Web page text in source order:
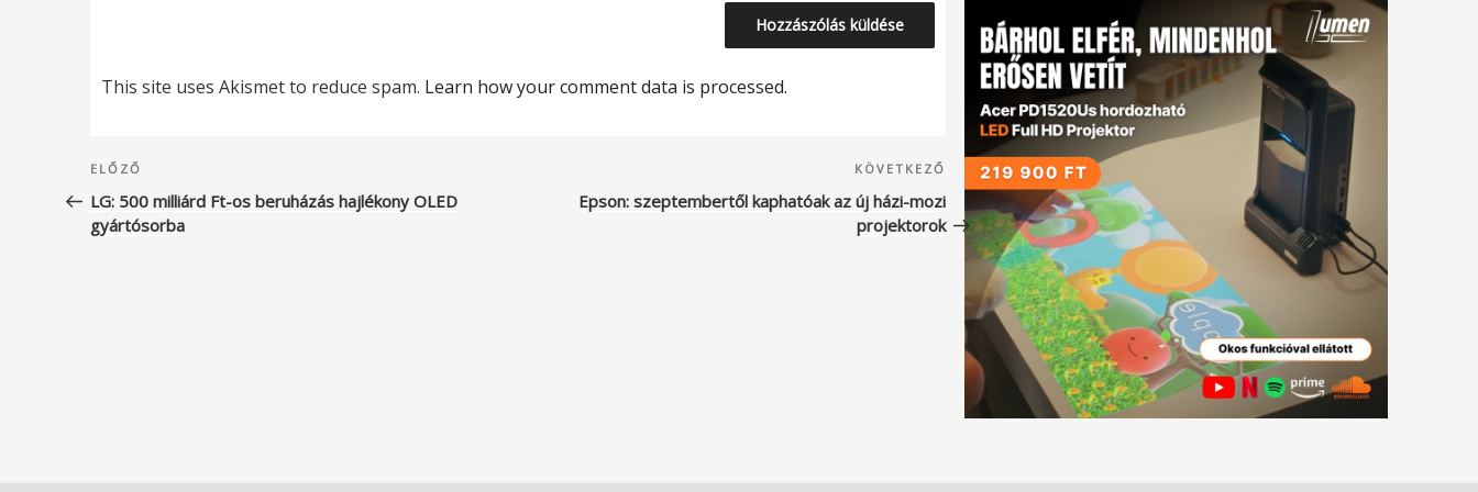
This site uses Akismet to reduce spam. Learn how your comment data is processed.
Bejegyzés
navigáció
Korábbi
bejegyzés
ELŐZŐ
LG: 500 milliárd Ft-os beruházás hajlékony OLED
gyártósorba
Következő
bejegyzés
KÖVETKEZŐ
Epson: szeptembertől kaphatóak az új házi-mozi
projektorok